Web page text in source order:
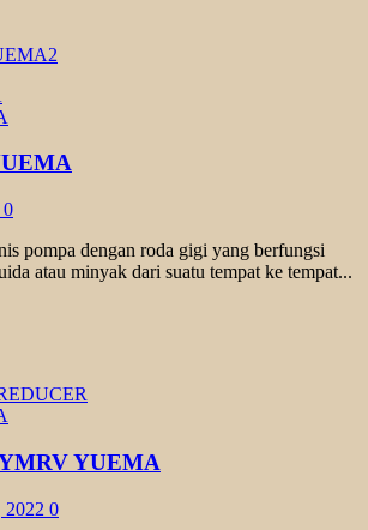
0
pompa dengan roda gigi yang berfungsi
atau minyak dari suatu tempat ke tempat...
YUEMA
2022 0